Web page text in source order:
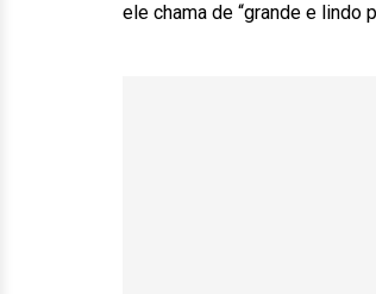
ele chama de “grande e lindo